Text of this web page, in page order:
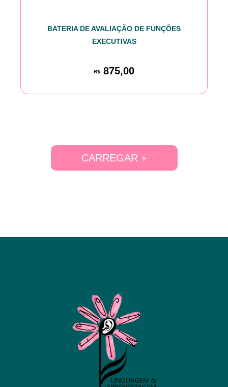
BATERIA DE AVALIAÇÃO DE FUNÇÕES
EXECUTIVAS
R$ 875,00
CARREGAR +